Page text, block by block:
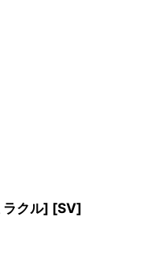
クル] [SV]